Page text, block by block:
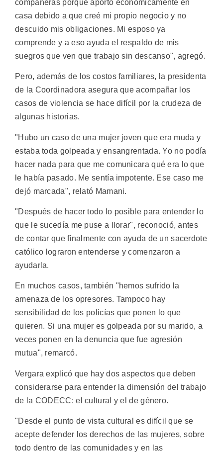
compañeras porque aporto económicamente en
casa debido a que creé mi propio negocio y no
descuido mis obligaciones. Mi esposo ya
comprende y a eso ayuda el respaldo de mis
suegros que ven que trabajo sin descanso", agregó.
Pero, además de los costos familiares, la presidenta
de la Coordinadora asegura que acompañar los
casos de violencia se hace difícil por la crudeza de
algunas historias.
"Hubo un caso de una mujer joven que era muda y
estaba toda golpeada y ensangrentada. Yo no podía
hacer nada para que me comunicara qué era lo que
le había pasado. Me sentía impotente. Ese caso me
dejó marcada", relató Mamani.
"Después de hacer todo lo posible para entender lo
que le sucedía me puse a llorar", reconoció, antes
de contar que finalmente con ayuda de un sacerdote
católico lograron entenderse y comenzaron a
ayudarla.
En muchos casos, también "hemos sufrido la
amenaza de los opresores. Tampoco hay
sensibilidad de los policías que ponen lo que
quieren. Si una mujer es golpeada por su marido, a
veces ponen en la denuncia que fue agresión
mutua", remarcó.
Vergara explicó que hay dos aspectos que deben
considerarse para entender la dimensión del trabajo
de la CODECC: el cultural y el de género.
"Desde el punto de vista cultural es difícil que se
acepte defender los derechos de las mujeres, sobre
todo dentro de las comunidades y en las